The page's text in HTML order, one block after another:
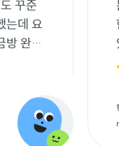
꾸준
는데 요
고학
아이
교재지
터가 나